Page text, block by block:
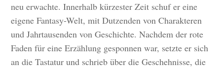
neu erwachte. Innerhalb kürzester Zeit schuf er eine
eigene Fantasy-Welt, mit Dutzenden von Charakteren
und Jahrtausenden von Geschichte. Nachdem der rote
Faden für eine Erzählung gesponnen war, setzte er sich
an die Tastatur und schrieb über die Geschehnisse, die